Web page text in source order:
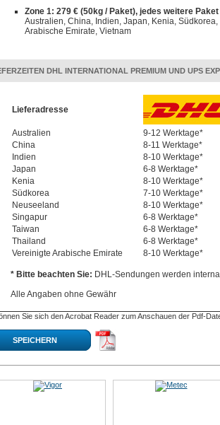
Zone 1: 279 € (50kg / Paket), jedes weitere Paket
Australien, China, Indien, Japan, Kenia,
Arabische Emirate, Vietnam
DHL INTERNATIONAL PREMIUM UND UPS
Lieferadresse
Australien 9-12 Werktage*
China
8-11 Werktage*
Indien
8-10 Werktage*
Japan
6-8 Werktage*
Kenia
8-10 Werktage*
Südkorea
7-10 Werktage*
Neuseeland
8-10 Werktage*
Singapur
6-8 Werktage*
Taiwan
6-8 Werktage*
Thailand
6-8 Werktage*
Vereinigte Arabische Emirate
8-10 Werktage*
* Bitte beachten Sie: DHL-Sendungen werden
Alle Angaben ohne Gewähr
Sie sich den Acrobat Reader zum Anschauen der Pdf-
SPEICHERN